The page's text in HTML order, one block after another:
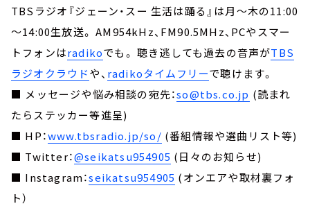
TBSラジオ『ジェーン・スー 生活は踊る』は月～木の11:00
～14:00生放送。 AM954kHz、FM90.5MHz、PCやスマー
トフォンはradikoでも。 聴き逃しても過去の音声がTBS
ラジオクラウドや、 radikoタイムフリーで聴けます。
■ メッセージや悩み相談の宛先：so@tbs.co.jp (読まれ
たらステッカー等進呈)
■ HP：www.tbsradio.jp/so/ (番組情報や選曲リスト等)
■ Twitter：@seikatsu954905 (日々のお知らせ)
■ Instagram：seikatsu954905 (オンエアや取材裏フォ
ト）